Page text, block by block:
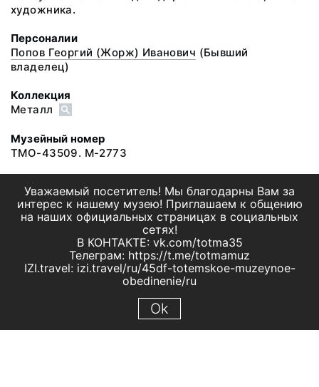
художника.
Персоналии
Попов Георгий (Жорж) Иванович (Бывший
владелец)
Коллекция
Металл
Музейный номер
ТМО-43509. М-2773
Уважаемый посетитель! Мы благодарны Вам за
интерес к нашему музею! Приглашаем к общению
на наших официальных страницах в социальных
сетях!
В КОНТАКТЕ: vk.com/totma35
Телеграм: https://t.me/totmamuz
IZI.travel: izi.travel/ru/45df-totemskoe-muzeynoe-
obedinenie/ru
Ok